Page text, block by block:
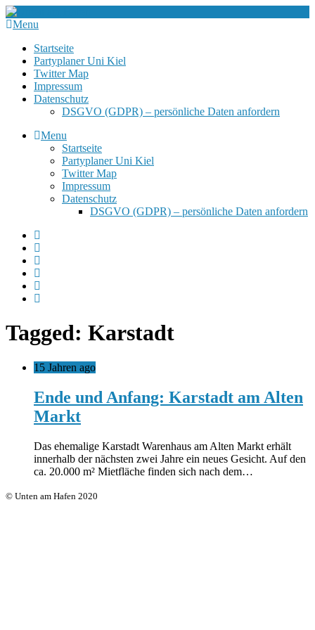
Menu
Startseite
Partyplaner Uni Kiel
Twitter Map
Impressum
Datenschutz
DSGVO (GDPR) – persönliche Daten anfordern
Menu
Startseite
Partyplaner Uni Kiel
Twitter Map
Impressum
Datenschutz
DSGVO (GDPR) – persönliche Daten anfordern
Tagged: Karstadt
15 Jahren ago
Ende und Anfang: Karstadt am Alten
Markt
Das ehemalige Karstadt Warenhaus am Alten Markt erhält
innerhalb der nächsten zwei Jahre ein neues Gesicht. Auf den
ca. 20.000 m² Mietfläche finden sich nach dem…
© Unten am Hafen 2020